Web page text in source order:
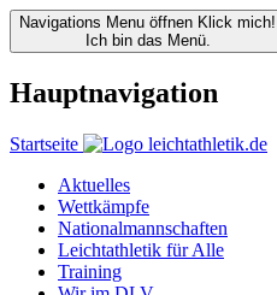
Navigations Menu öffnen Klick mich!
Ich bin das Menü.
Hauptnavigation
Startseite
Aktuelles
Wettkämpfe
Nationalmannschaften
Leichtathletik für Alle
Training